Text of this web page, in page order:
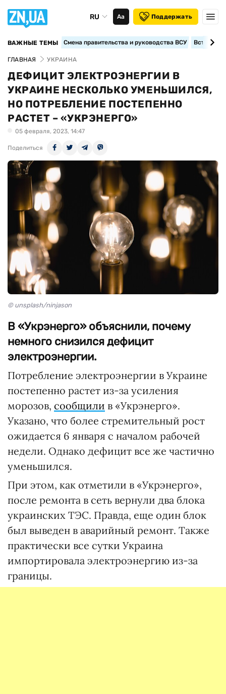
RU Аа Поддержать
ВАЖНЫЕ ТЕМЫ Смена правительства и руководства ВСУ
ГЛАВНАЯ УКРАИНА
ДЕФИЦИТ ЭЛЕКТРОЭНЕРГИИ В
УКРАИНЕ НЕСКОЛЬКО УМЕНЬШИЛСЯ,
НО ПОТРЕБЛЕНИЕ ПОСТЕПЕННО
РАСТЕТ – «УКРЭНЕРГО»
05 февраля, 2023, 14:47
Поделиться
© unsplash/ninjason
В «Укрэнерго» объяснили, почему
немного снизился дефицит
электроэнергии.
Потребление электроэнергии в Украине
постепенно растет из-за усиления
морозов, сообщили в «Укрэнерго».
Указано, что более стремительный рост
ожидается 6 января с началом рабочей
недели. Однако дефицит все же частично
уменьшился.
При этом, как отметили в «Укрэнерго»,
после ремонта в сеть вернули два блока
украинских ТЭС. Правда, еще один блок
был выведен в аварийный ремонт. Также
практически все сутки Украина
импортировала электроэнергию из-за
границы.